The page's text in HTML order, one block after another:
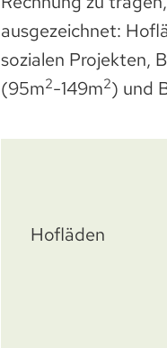
ausgezeichnet:
sozialen Projekten,
(95m2-149m2) und
Hofläden